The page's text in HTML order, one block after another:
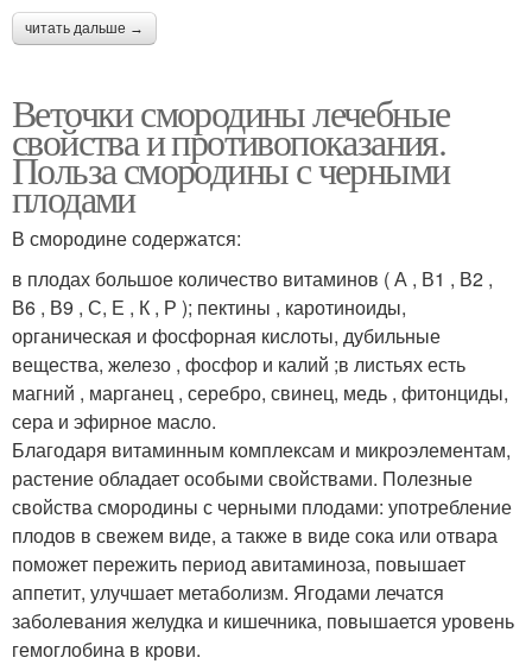
читать дальше →
Веточки смородины лечебные
свойства и противопоказания.
Польза смородины с черными
плодами
В смородине содержатся:
в плодах большое количество витаминов ( А , В1 , В2 ,
В6 , В9 , С, Е , К , Р ); пектины , каротиноиды,
органическая и фосфорная кислоты, дубильные
вещества, железо , фосфор и калий ;в листьях есть
магний , марганец , серебро, свинец, медь , фитонциды,
сера и эфирное масло.
Благодаря витаминным комплексам и микроэлементам,
растение обладает особыми свойствами. Полезные
свойства смородины с черными плодами: употребление
плодов в свежем виде, а также в виде сока или отвара
поможет пережить период авитаминоза, повышает
аппетит, улучшает метаболизм. Ягодами лечатся
заболевания желудка и кишечника, повышается уровень
гемоглобина в крови.